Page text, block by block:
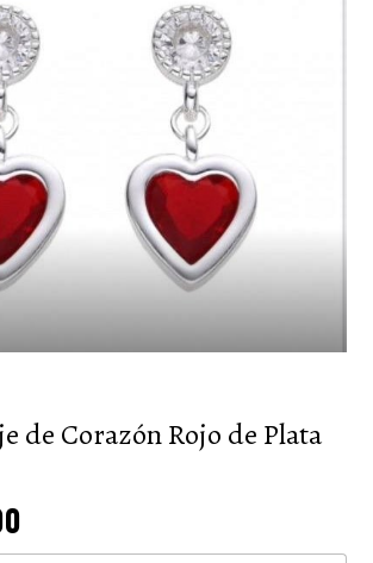
de Corazón Rojo de Plata